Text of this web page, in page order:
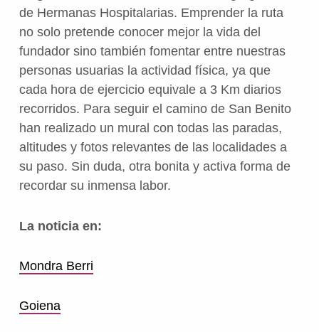
de Hermanas Hospitalarias. Emprender la ruta
no solo pretende conocer mejor la vida del
fundador sino también fomentar entre nuestras
personas usuarias la actividad física, ya que
cada hora de ejercicio equivale a 3 Km diarios
recorridos. Para seguir el camino de San Benito
han realizado un mural con todas las paradas,
altitudes y fotos relevantes de las localidades a
su paso. Sin duda, otra bonita y activa forma de
recordar su inmensa labor.
La noticia en:
Mondra Berri
Goiena
Volver a la navegación principal